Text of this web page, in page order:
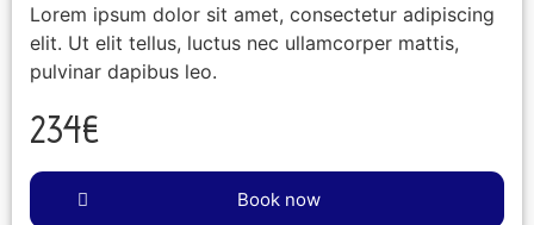
Lorem ipsum dolor sit amet, consectetur adipiscing
elit. Ut elit tellus, luctus nec ullamcorper mattis,
pulvinar dapibus leo.
234€
Book now